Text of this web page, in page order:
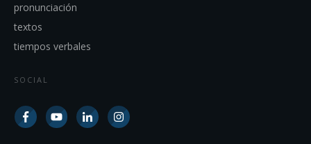
pronunciación
textos
tiempos verbales
SOCIAL